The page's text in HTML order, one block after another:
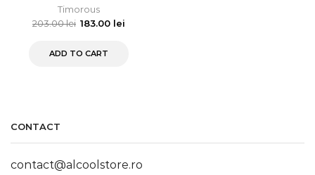
Timorous
203.00lei 183.00 lei
ADD TO CART
CONTACT
contact@alcoolstore.ro